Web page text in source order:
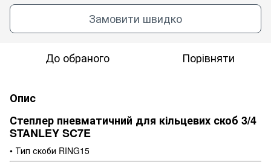
Замовити швидко
До обраного Порівняти
Опис
Степлер пневматичний для кільцевих скоб 3/4
STANLEY SC7E
• Тип скоби RING15